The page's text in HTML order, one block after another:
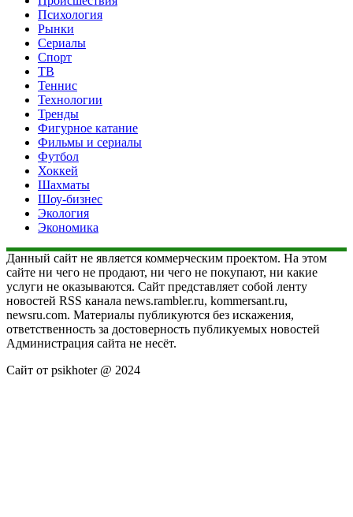
Психология
Рынки
Сериалы
Спорт
ТВ
Теннис
Технологии
Тренды
Фигурное катание
Фильмы и сериалы
Футбол
Хоккей
Шахматы
Шоу-бизнес
Экология
Экономика
Данный сайт не является коммерческим проектом. На этом
сайте ни чего не продают, ни чего не покупают, ни какие
услуги не оказываются. Сайт представляет собой ленту
новостей RSS канала news.rambler.ru, kommersant.ru,
newsru.com. Материалы публикуются без искажения,
ответственность за достоверность публикуемых новостей
Администрация сайта не несёт.
Сайт от psikhoter @ 2024